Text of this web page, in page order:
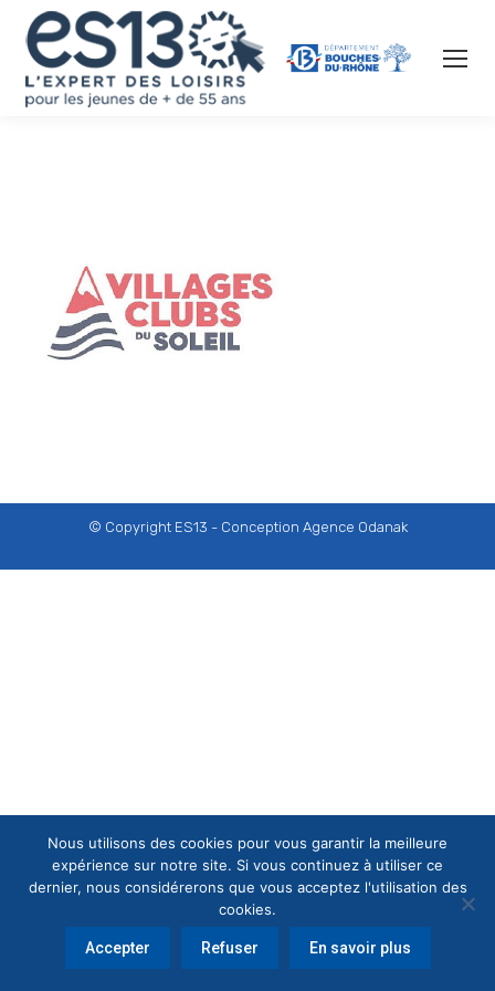
© Copyright ES13 - Conception Agence Odanak
Nous utilisons des cookies pour vous garantir la meilleure
expérience sur notre site. Si vous continuez à utiliser ce
dernier, nous considérerons que vous acceptez l'utilisation des
cookies.
Accepter Refuser En savoir plus